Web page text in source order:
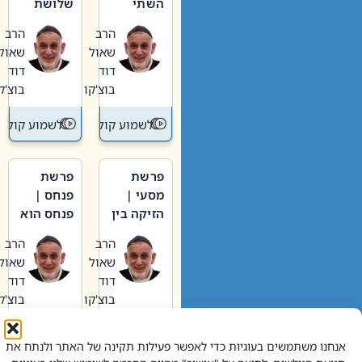
אנחנו משתמשים בעוגיות כדי לאפשר פעילות תקינה של האתר ולנתח את
וערב של
חיינו
הרב
שאול
דוד
בוצ'קו
לשמוע קול תורה – מדרש
האבות
הרב
שאול
דוד
בוצ'קו
לשמוע קול
פרשת
מסעי |
הזיקה בין
הגדול לעם הרב
שאול
דוד
בוצ'קו
לשמוע קול תורה – מדרש
פרשת
פנחס |
פנחס הוא
אליהו: בין
קנאות
הורסת
לקנאות
בונה
הרב
שאול
דוד
בוצ'קו
לשמוע קול